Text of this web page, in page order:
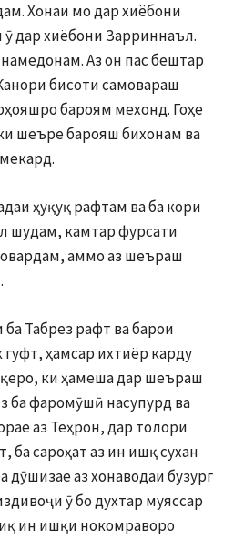
Хонаи мо дар хиёбони
ӯ дар хиёбони Зарриннаъл.
Аз он пас бештар
бисоти самовараш
бароям мехонд. Гоҳе
шеъре барояш бихонам ва
ҳуқуқ рафтам ва ба кори
шудам, камтар фурсати
аммо аз шеъраш
Табрез рафт ва барои
ҳамсар ихтиёр карду
ки ҳамеша дар шеъраш
ба фаромӯшӣ насупурд ва
аз Теҳрон, дар толори
ба сароҳат аз ин ишқ сухан
дӯшизае аз хонаводаи бузург
ӯ бо духтар муяссар
ин ишқи нокомраворо